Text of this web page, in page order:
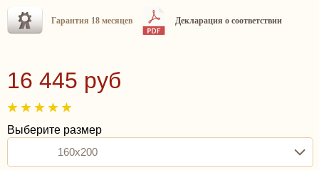
Гарантия 18 месяцев Декларация о соответствии
16 445 руб
Выберите размер
160x200